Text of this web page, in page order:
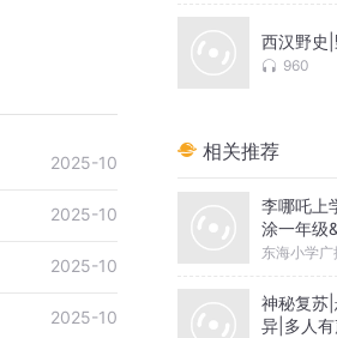
2025-10
2025-10
2025-10
2025-10
西汉野史|
960
相关推荐
李哪吒上
涂一年级
级
东海小学广
神秘复苏
异|多人